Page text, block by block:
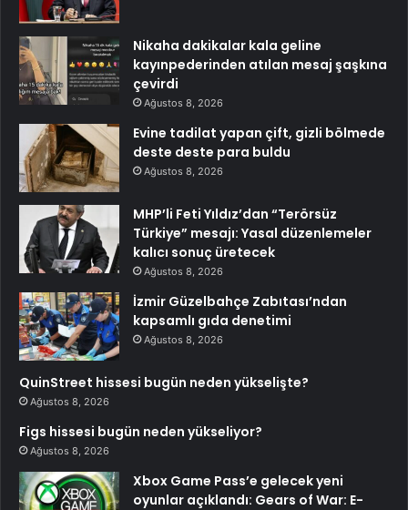
Nikaha dakikalar kala geline
kayınpederinden atılan mesaj şaşkına
çevirdi
Ağustos 8, 2026
Evine tadilat yapan çift, gizli bölmede
deste deste para buldu
Ağustos 8, 2026
MHP’li Feti Yıldız’dan “Terörsüz
Türkiye” mesajı: Yasal düzenlemeler
kalıcı sonuç üretecek
Ağustos 8, 2026
İzmir Güzelbahçe Zabıtası’ndan
kapsamlı gıda denetimi
Ağustos 8, 2026
QuinStreet hissesi bugün neden yükselişte?
Ağustos 8, 2026
Figs hissesi bugün neden yükseliyor?
Ağustos 8, 2026
Xbox Game Pass’e gelecek yeni
oyunlar açıklandı: Gears of War: E-